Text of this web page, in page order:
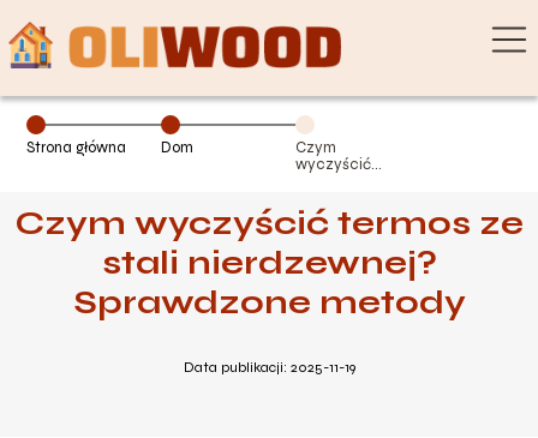
Strona główna Dom
Czym
wyczyścić
Sprawdzone
metody
Czym wyczyścić termos ze
stali nierdzewnej?
Sprawdzone metody
Data publikacji: 2025-11-19